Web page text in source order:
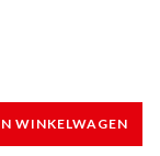
WINKELWAGEN